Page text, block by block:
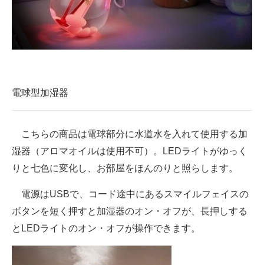
企業ITのトレンドを詳説
経営リーダーのコミュニティ
ITエンジニア向け専門サイト
製造業のIT導入・活用を支援
モノづくり技術者専門サイト
電子設計の基本と応用
電球型加湿器
こちらの商品は電球部分に水道水を入れて使用する加
湿器（アロマオイルは使用不可）。LEDライトがゆっく
りと七色に変化し、お部屋をほんのりと照らします。
電源はUSBで、コード途中にあるスマイルフェイスの
ボタンを短く押すと加湿器のオン・オフが、長押しする
とLEDライトのオン・オフが操作できます。